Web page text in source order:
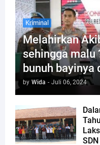
Kriminal
Melahirkan
sehingga malu
bunuh bayinya
by Wida - Juli 06, 2024